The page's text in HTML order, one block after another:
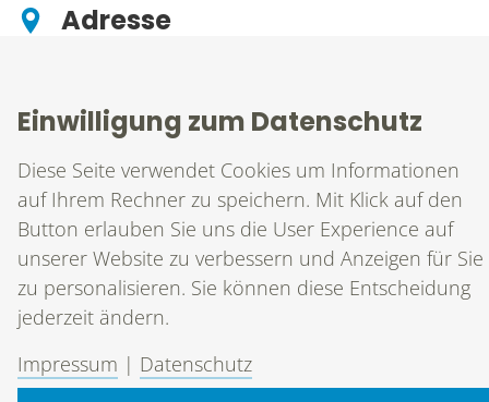
Adresse
91522 Ansbach
Kontakt
T0981 203 65 35 0
F 0981 203 65 35 99
Minfo@conamed.de
Einwilligung zum Datenschutz
Diese Seite verwendet Cookies um Informationen
auf Ihrem Rechner zu speichern. Mit Klick auf den
Button erlauben Sie uns die User Experience auf
unserer Website zu verbessern und Anzeigen für Sie
zu personalisieren. Sie können diese Entscheidung
jederzeit ändern.
Impressum | Datenschutz
Allgemeine Geschäftsbedingungen